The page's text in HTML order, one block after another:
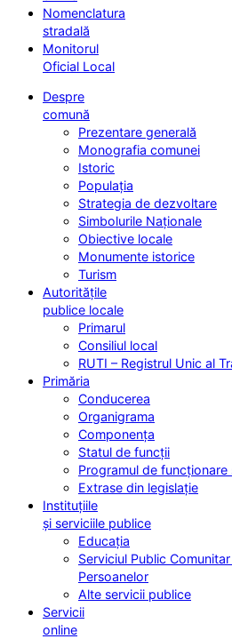
Nomenclatura
stradală
Monitorul
Oficial Local
Despre
comună
Prezentare generală
Monografia comunei
Istoric
Populația
Strategia de dezvoltare
Simbolurile Naționale
Obiective locale
Monumente istorice
Turism
Autoritățile
publice locale
Primarul
Consiliul local
RUTI – Registrul Unic al
Primăria
Conducerea
Organigrama
Componența
Statul de funcții
Programul de funcționare
Extrase din legislație
Instituțiile
și serviciile publice
Educația
Serviciul Public
Persoanelor
Alte servicii publice
Servicii
online